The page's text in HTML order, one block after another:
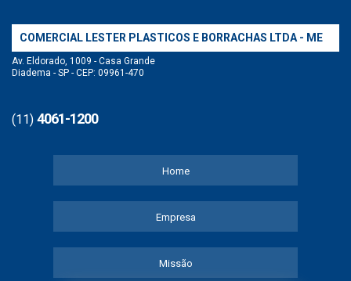
COMERCIAL LESTER PLASTICOS E BORRACHAS LTDA - ME
Av. Eldorado, 1009 - Casa Grande
Diadema - SP - CEP: 09961-470
(11) 4061-1200
Home
Empresa
Missão